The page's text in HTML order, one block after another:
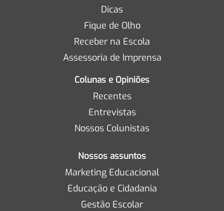
Dicas
Fique de Olho
Receber na Escola
Assessoria de Imprensa
Colunas e Opiniões
Recentes
Entrevistas
Nossos Colunistas
Nossos assuntos
Marketing Educacional
Educação e Cidadania
Gestão Escolar